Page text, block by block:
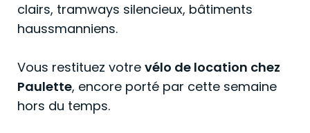
clairs, tramways silencieux, bâtiments
haussmanniens.
Vous restituez votre vélo de location chez
Paulette, encore porté par cette semaine
hors du temps.